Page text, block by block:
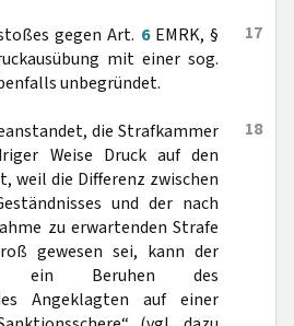
17
gegen Art. 6EMRK, §
mit einer sog.
unbegründet.
18
die Strafkammer
Weise Druck auf den
weil die Differenz zwischen
und der nach
zu erwartenden Strafe
gewesen sei, kann der
ein Beruhen des
Angeklagten auf einer